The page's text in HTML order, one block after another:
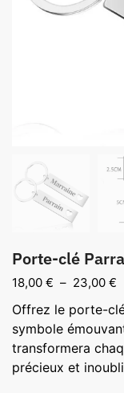
Porte-clé
18,00 € – 23,00 €
de
à
Offrez le porte-
symbole
transformera
précieux et